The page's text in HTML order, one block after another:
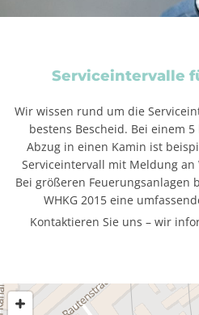
Serviceintervalle
Wir wissen rund um die
bestens Bescheid. Bei einem
Abzug in einen Kamin ist
Serviceintervall mit Meldung an
Bei größeren Feuerungsanlagen
WHKG 2015 eine
Kontaktieren Sie uns – wir